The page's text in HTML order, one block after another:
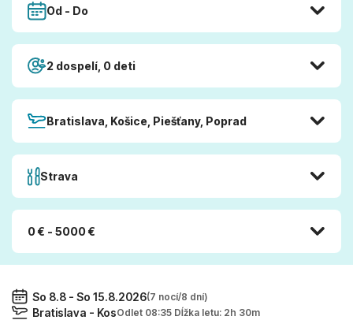
Od - Do
2 dospelí, 0 deti
Bratislava, Košice, Piešťany, Poprad
Strava
0 € - 5000 €
So 8.8 - So 15.8.2026(7 nocí/8 dní)
Bratislava - KosOdlet 08:35 Dĺžka letu: 2h 30m